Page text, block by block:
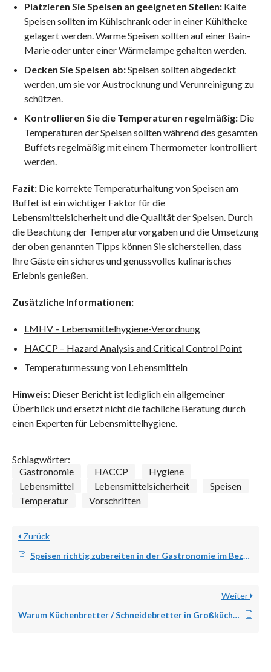
Platzieren Sie Speisen an geeigneten Stellen: Kalte
Speisen sollten im Kühlschrank oder in einer Kühltheke
gelagert werden. Warme Speisen sollten auf einer Bain-
Marie oder unter einer Wärmelampe gehalten werden.
Decken Sie Speisen ab:Speisen sollten abgedeckt
werden, um sie vor Austrocknung und Verunreinigung zu
schützen.
Kontrollieren Sie die Temperaturen regelmäßig: Die
Temperaturen der Speisen sollten während des gesamten
Buffets regelmäßig mit einem Thermometer kontrolliert
werden.
Fazit: Die korrekte Temperaturhaltung von Speisen am
Buffet ist ein wichtiger Faktor für die
Lebensmittelsicherheit und die Qualität der Speisen. Durch
die Beachtung der Temperaturvorgaben und die Umsetzung
der oben genannten Tipps können Sie sicherstellen, dass
Ihre Gäste ein sicheres und genussvolles kulinarisches
Erlebnis genießen.
Zusätzliche Informationen:
LMHV – Lebensmittelhygiene-Verordnung
HACCP – Hazard Analysis and Critical Control Point
Temperaturmessung von Lebensmitteln
Hinweis: Dieser Bericht ist lediglich ein allgemeiner
Überblick und ersetzt nicht die fachliche Beratung durch
einen Experten für Lebensmittelhygiene.
Schlagwörter:
Gastronomie
HACCP
Hygiene
Lebensmittel
Lebensmittelsicherheit
Speisen
Temperatur
Vorschriften
Zurück
Speisen richtig zubereiten in der Gastronomie im Bezug auf das Infektionsschutzgesetz
Weiter
Warum Küchenbretter / Schneidebretter in Großküchen unterschiedliche Farben haben